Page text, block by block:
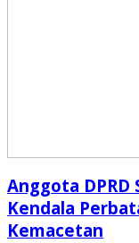
Anggota DPRD
Kendala
Kemacetan